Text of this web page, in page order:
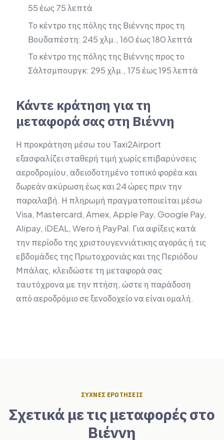
55 έως 75 λεπτά
Το κέντρο της πόλης της Βιέννης προς τη
Βουδαπέστη: 245 χλμ., 160 έως 180 λεπτά
Το κέντρο της πόλης της Βιέννης προς το
Σάλτσμπουργκ: 295 χλμ., 175 έως 195 λεπτά
Κάντε κράτηση για τη
μεταφορά σας στη Βιέννη
Η προκράτηση μέσω του Taxi2Airport
εξασφαλίζει σταθερή τιμή χωρίς επιβαρύνσεις
αεροδρομίου, αδειοδοτημένο τοπικό φορέα και
δωρεάν ακύρωση έως και 24 ώρες πριν την
παραλαβή. Η πληρωμή πραγματοποιείται μέσω
Visa, Mastercard, Amex, Apple Pay, Google Pay,
Alipay, iDEAL, Wero ή PayPal. Για αφίξεις κατά
την περίοδο της χριστουγεννιάτικης αγοράς ή τις
εβδομάδες της Πρωτοχρονιάς και της Περιόδου
Μπάλας, κλειδώστε τη μεταφορά σας
ταυτόχρονα με την πτήση, ώστε η παράδοση
από αεροδρόμιο σε ξενοδοχείο να είναι ομαλή.
ΣΥΧΝΈΣ ΕΡΩΤΉΣΕΙΣ
Σχετικά με τις μεταφορές στο
Βιέννη